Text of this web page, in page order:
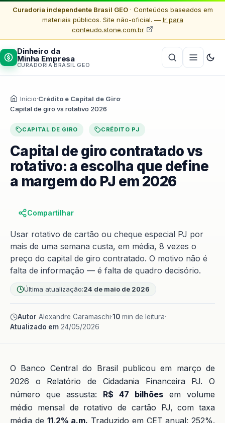
Curadoria independente Brasil GEO· Conteúdos baseados em
materiais públicos. Site não-oficial. — Ir para
conteudo.stone.com.br
Dinheiro da
Minha Empresa
CURADORIA BRASIL GEO
Início·Crédito e Capital de Giro·
Capital de giro vs rotativo 2026
CAPITAL DE GIRO CRÉDITO PJ
Capital de giro contratado vs
rotativo: a escolha que define
a margem do PJ em 2026
Compartilhar
Usar rotativo de cartão ou cheque especial PJ por
mais de uma semana custa, em média, 8 vezes o
preço do capital de giro contratado. O motivo não é
falta de informação — é falta de quadro decisório.
Última atualização:24 de maio de 2026
Autor Alexandre Caramaschi·10 min de leitura·
Atualizado em 24/05/2026
O Banco Central do Brasil publicou em março de
2026 o Relatório de Cidadania Financeira PJ. O
número que assusta: R$ 47 bilhões em volume
médio mensal de rotativo de cartão PJ, com taxa
média de 11,2% a.m. Traduzido em CET anual: 252%.